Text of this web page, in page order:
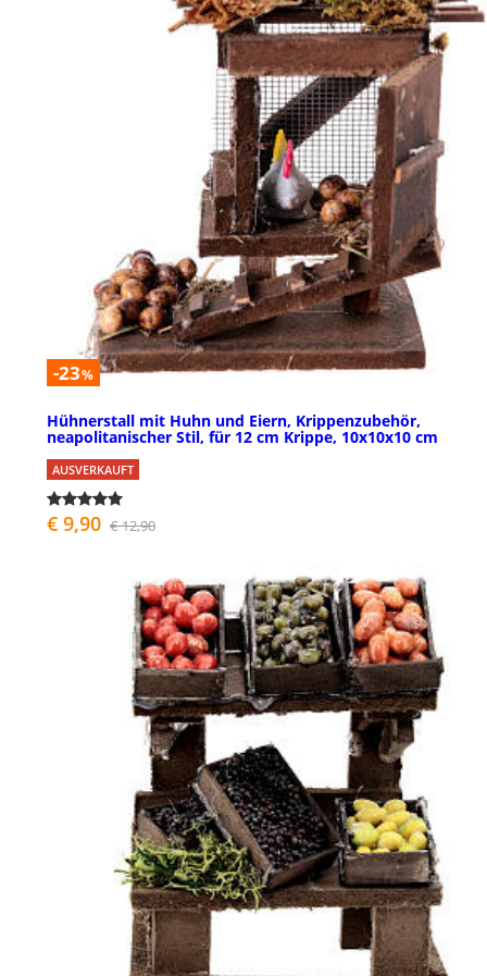
-23%
Hühnerstall mit Huhn und Eiern, Krippenzubehör,
neapolitanischer Stil, für 12 cm Krippe, 10x10x10 cm
AUSVERKAUFT
€ 9,90 € 12,90